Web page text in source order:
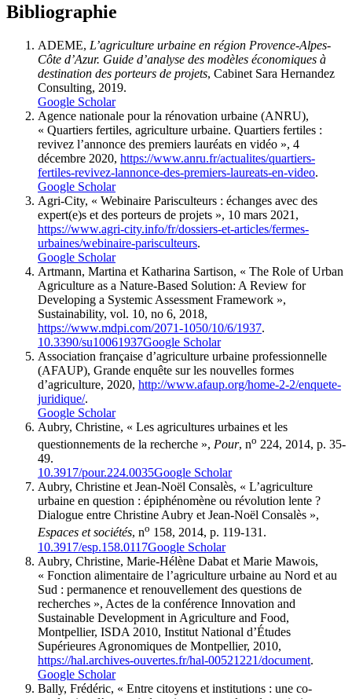
Bibliographie
ADEME, L’agriculture urbaine en région Provence-Alpes-
Côte d’Azur. Guide d’analyse des modèles économiques à
destination des porteurs de projets, Cabinet Sara Hernandez
Consulting, 2019.
Google Scholar
Agence nationale pour la rénovation urbaine (ANRU),
« Quartiers fertiles, agriculture urbaine. Quartiers fertiles :
revivez l’annonce des premiers lauréats en vidéo », 4
décembre 2020, https://www.anru.fr/actualites/quartiers-
fertiles-revivez-lannonce-des-premiers-laureats-en-video.
Google Scholar
Agri-City, « Webinaire Parisculteurs : échanges avec des
expert(e)s et des porteurs de projets », 10 mars 2021,
https://www.agri-city.info/fr/dossiers-et-articles/fermes-
urbaines/webinaire-parisculteurs.
Google Scholar
Artmann, Martina et Katharina Sartison, « The Role of Urban
Agriculture as a Nature-Based Solution: A Review for
Developing a Systemic Assessment Framework »,
Sustainability, vol. 10, no 6, 2018,
https://www.mdpi.com/2071-1050/10/6/1937.
10.3390/su10061937Google Scholar
Association française d’agriculture urbaine professionnelle
(AFAUP), Grande enquête sur les nouvelles formes
d’agriculture, 2020, http://www.afaup.org/home-2-2/enquete-
juridique/.
Google Scholar
Aubry, Christine, « Les agricultures urbaines et les
questionnements de la recherche », Pour, no 224, 2014, p. 35-
49.
10.3917/pour.224.0035Google Scholar
Aubry, Christine et Jean-Noël Consalès, « L’agriculture
urbaine en question : épiphénomène ou révolution lente ?
Dialogue entre Christine Aubry et Jean-Noël Consalès »,
Espaces et sociétés, no 158, 2014, p. 119-131.
10.3917/esp.158.0117Google Scholar
Aubry, Christine, Marie-Hélène Dabat et Marie Mawois,
« Fonction alimentaire de l’agriculture urbaine au Nord et au
Sud : permanence et renouvellement des questions de
recherches », Actes de la conférence Innovation and
Sustainable Development in Agriculture and Food,
Montpellier, ISDA 2010, Institut National d’Études
Supérieures Agronomiques de Montpellier, 2010,
https://hal.archives-ouvertes.fr/hal-00521221/document.
Google Scholar
Bally, Frédéric, « Entre citoyens et institutions : une co-